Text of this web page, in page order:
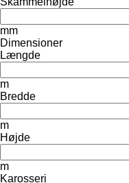
mm
Dimensioner
Længde
m
Bredde
m
Højde
m
Karosseri